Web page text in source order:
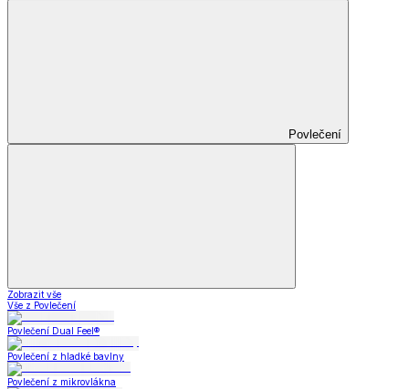
Povlečení
Zobrazit vše
Vše z Povlečení
Povlečení Dual Feel®
Povlečení z hladké bavlny
Povlečení z mikrovlákna